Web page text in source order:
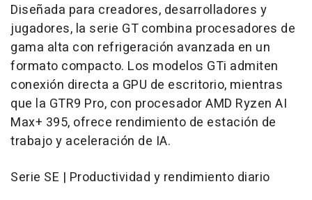
Diseñada para creadores, desarrolladores y
jugadores, la serie GT combina procesadores de
gama alta con refrigeración avanzada en un
formato compacto. Los modelos GTi admiten
conexión directa a GPU de escritorio, mientras
que la GTR9 Pro, con procesador AMD Ryzen AI
Max+ 395, ofrece rendimiento de estación de
trabajo y aceleración de IA.
Serie SE | Productividad y rendimiento diario